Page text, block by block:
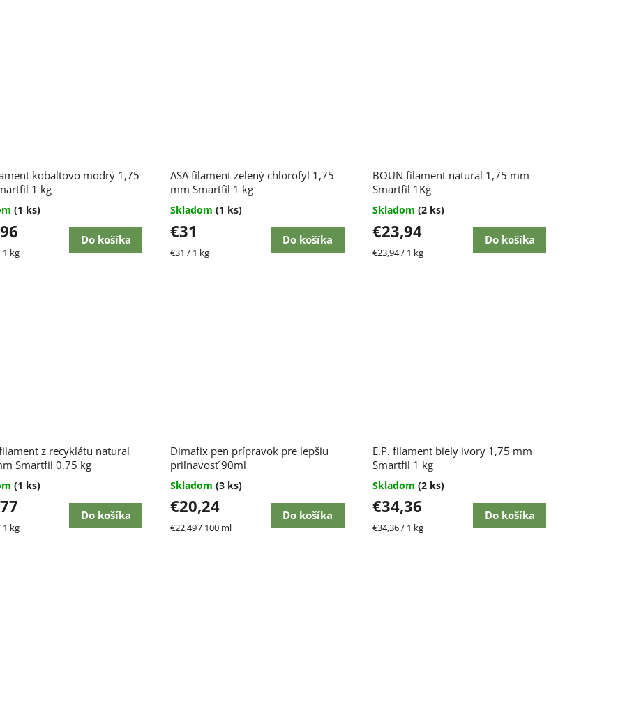
kobaltovo modrý 1,75
1 kg
(1 ks)
1 kg
Do košíka
ASA filament zelený chlorofyl 1,75
mm Smartfil 1 kg
Skladom (1 ks)
€31
Jednotková
€31 / 1 kg
Do košíka
BOUN filament natural 1,75 mm
Smartfil 1Kg
Skladom (2 ks)
€23,94
Jednotková
€23,94 / 1 kg
Do košíka
z recyklátu natural
Smartfil 0,75 kg
(1 ks)
1 kg
Do košíka
Dimafix pen prípravok pre lepšiu
priľnavosť 90ml
Skladom (3 ks)
€20,24
Jednotková
€22,49 / 100 ml
Do košíka
E.P. filament biely ivory 1,75 mm
Smartfil 1 kg
Skladom (2 ks)
€34,36
Jednotková
€34,36 / 1 kg
Do košíka